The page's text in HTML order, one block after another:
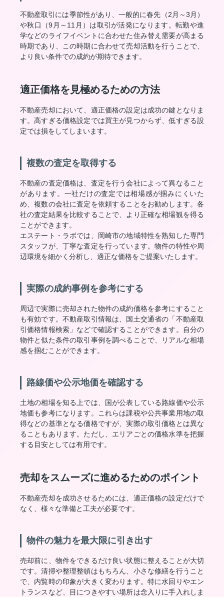
不動産取引には季節性があり、一般的に春先（2月～3月）
や秋口（9月～11月）は取引が活発になります。転勤や進
学などのライフイベントに合わせた住み替え需要が高まる
時期であり、この時期に合わせて売却活動を行うことで、
より良い条件での成約が期待できます。
適正価格を見極めるための方法
不動産売却において、適正価格の設定は成功の鍵となりま
す。高すぎる価格設定では買主が見つからず、低すぎる設
定では損をしてしまいます。
複数の査定を取得する
不動産の査定価格は、査定を行う会社によって異なること
があります。一社だけの査定では相場感が掴みにくいた
め、複数の会社に査定を依頼することをお勧めします。各
社の査定結果を比較することで、より正確な相場観を得る
ことができます。
エステート・ラボでは、岡崎市の地域特性を熟知した専門
スタッフが、丁寧な査定を行っています。物件の特性や周
辺環境を細かく分析し、適正な価格をご提案いたします。
実際の成約事例を参考にする
周辺で実際に売却された物件の成約価格を参考にすること
も有効です。不動産取引情報は、国土交通省の「不動産取
引価格情報検索」などで確認することができます。自分の
物件と似た条件の取引事例を調べることで、リアルな相場
感を掴むことができます。
路線価や公示地価を確認する
土地の相場を知る上では、国が公表している路線価や公示
地価も参考になります。これらは課税や公共事業用地の取
得などの基準となる価格ですが、実際の取引価格とは異な
ることもあります。ただし、エリアごとの価格水準を把握
する目安としては有用です。
売却をスムーズに進めるためのポイント
不動産売却を成功させるためには、適正価格の設定だけで
なく、様々な準備と工夫が必要です。
物件の魅力を最大限に引き出す
売却前に、物件をできるだけ良い状態に整えることが大切
です。清掃や整理整頓はもちろん、小さな修繕を行うこと
で、内覧時の印象が大きく変わります。特に水回りやエン
トランスなど、目につきやすい場所は念入りに手入れしま